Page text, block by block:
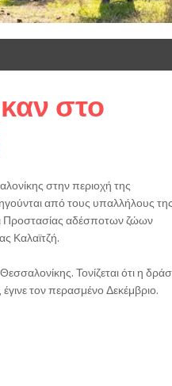
στο
στην περιοχή της
από τους υπαλλήλους
Προστασίας αδέσποτων ζώων
Καλαϊτζή.
Τονίζεται ότι η
τον περασμένο Δεκέμβριο.